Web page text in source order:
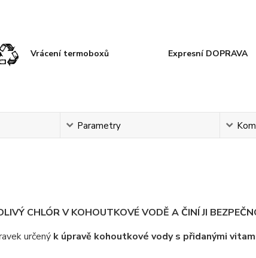
Vrácení termoboxů Expresní DOPRAVA
Parametry
CHLÓR V KOHOUTKOVÉ VODĚ A ČINÍ JI
určený k úpravě kohoutkové vody s přidanými